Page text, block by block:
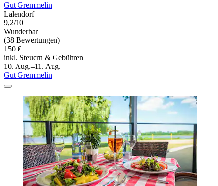
Gut Gremmelin
Lalendorf
9,2/10
Wunderbar
(38 Bewertungen)
150 €
inkl. Steuern & Gebühren
10. Aug.–11. Aug.
Gut Gremmelin